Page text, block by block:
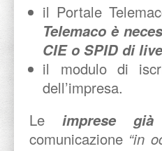
il Portale
Telemaco è
CIE o SPID di
il modulo di
dell’impresa.
Leimprese già
comunicazione “in